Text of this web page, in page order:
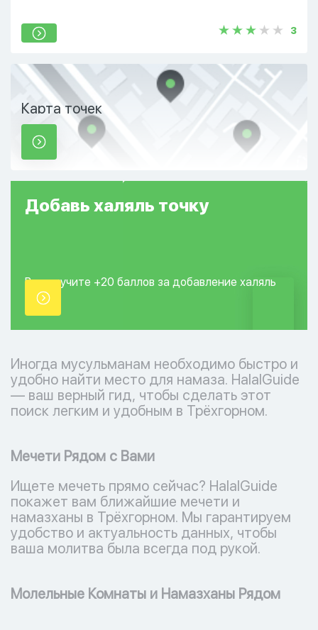
3
Карта точек
Добавь халяль точку
Вы получите +20 баллов за добавление халяль
точки.
Иногда мусульманам необходимо быстро и
удобно найти место для намаза. HalalGuide
— ваш верный гид, чтобы сделать этот
поиск легким и удобным в Трёхгорном.
Мечети Рядом с Вами
Ищете мечеть прямо сейчас? HalalGuide
покажет вам ближайшие мечети и
намазханы в Трёхгорном. Мы гарантируем
удобство и актуальность данных, чтобы
ваша молитва была всегда под рукой.
Молельные Комнаты и Намазханы Рядом